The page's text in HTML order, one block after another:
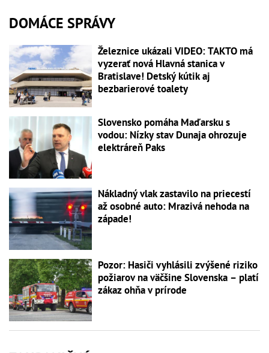
DOMÁCE SPRÁVY
Železnice ukázali VIDEO: TAKTO má
vyzerať nová Hlavná stanica v
Bratislave! Detský kútik aj
bezbarierové toalety
Slovensko pomáha Maďarsku s
vodou: Nízky stav Dunaja ohrozuje
elektráreň Paks
Nákladný vlak zastavilo na priecestí
až osobné auto: Mrazivá nehoda na
západe!
Pozor: Hasiči vyhlásili zvýšené riziko
požiarov na väčšine Slovenska – platí
zákaz ohňa v prírode